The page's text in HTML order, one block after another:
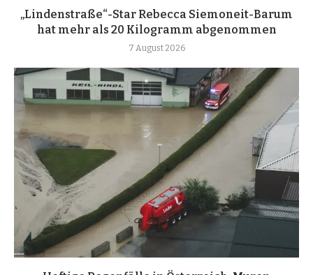
„Lindenstraße“-Star Rebecca Siemoneit-Barum
hat mehr als 20 Kilogramm abgenommen
7 August 2026